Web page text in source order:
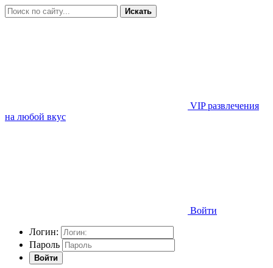
Искать
VIP развлечения
на любой вкус
Войти
Логин:
Пароль
Войти